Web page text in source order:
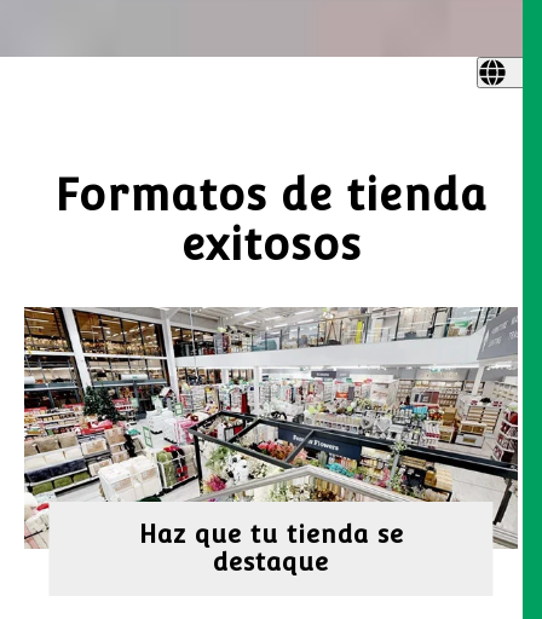
Formatos de tienda
exitosos
Haz que tu tienda se
destaque